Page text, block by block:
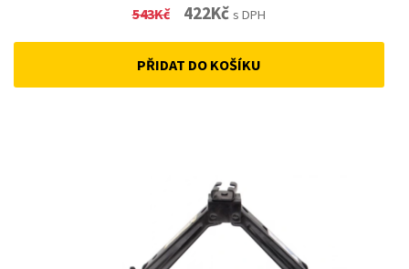
543Kč
Original
price
was:
422KčCurrent
price
is:
s DPH
PŘIDAT DO KOŠÍKU